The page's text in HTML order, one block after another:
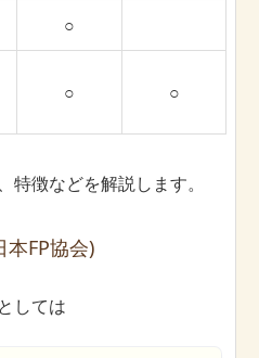
○
○ ○
特徴などを解説します。
本FP協会)
しては